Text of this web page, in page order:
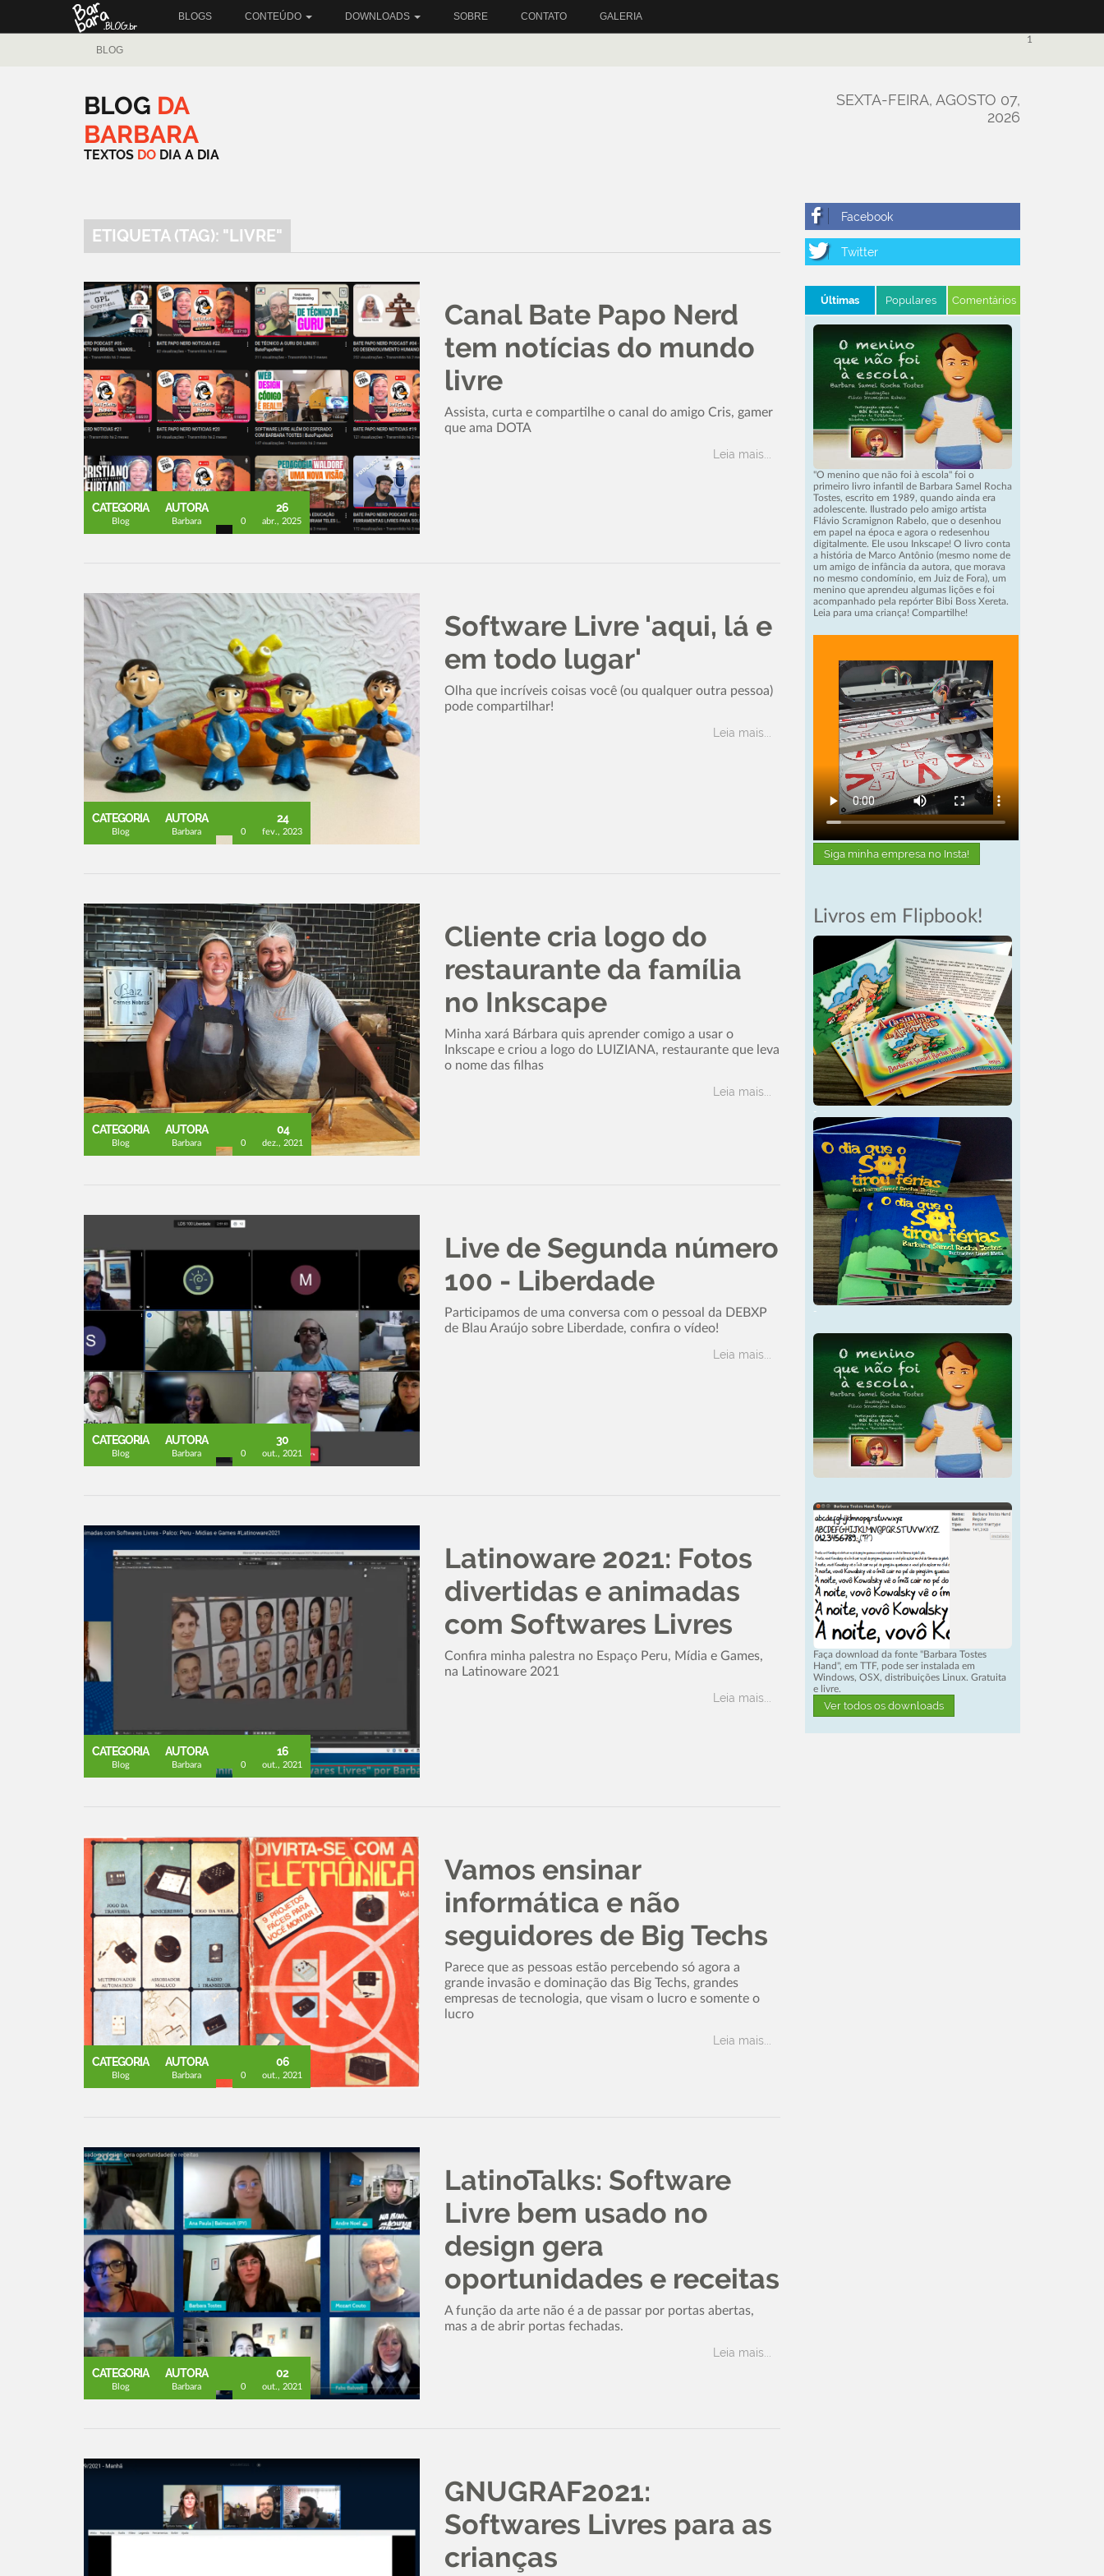
BLOGS CONTEÚDO DOWNLOADS SOBRE CONTATO GALERIA
BLOG
1
BLOG DA
BARBARA
TEXTOS DO DIA A DIA
SEXTA-FEIRA, AGOSTO 07,
2026
ETIQUETA (TAG): "LIVRE"
CATEGORIA
Blog
AUTORA
Barbara 0
26
abr., 2025
Canal Bate Papo Nerd
tem notícias do mundo
livre
Assista, curta e compartilhe o canal do amigo Cris, gamer
que ama DOTA
Leia mais...
CATEGORIA
Blog
AUTORA
Barbara 0
24
fev., 2023
Software Livre 'aqui, lá e
em todo lugar'
Olha que incríveis coisas você (ou qualquer outra pessoa)
pode compartilhar!
Leia mais...
CATEGORIA
Blog
AUTORA
Barbara 0
04
dez., 2021
Cliente cria logo do
restaurante da família
no Inkscape
Minha xará Bárbara quis aprender comigo a usar o
Inkscape e criou a logo do LUIZIANA, restaurante que leva
o nome das filhas
Leia mais...
CATEGORIA
Blog
AUTORA
Barbara 0
30
out., 2021
Live de Segunda número
100 - Liberdade
Participamos de uma conversa com o pessoal da DEBXP
de Blau Araújo sobre Liberdade, confira o vídeo!
Leia mais...
CATEGORIA
Blog
AUTORA
Barbara 0
16
out., 2021
Latinoware 2021: Fotos
divertidas e animadas
com Softwares Livres
Confira minha palestra no Espaço Peru, Mídia e Games,
na Latinoware 2021
Leia mais...
CATEGORIA
Blog
AUTORA
Barbara 0
06
out., 2021
Vamos ensinar
informática e não
seguidores de Big Techs
Parece que as pessoas estão percebendo só agora a
grande invasão e dominação das Big Techs, grandes
empresas de tecnologia, que visam o lucro e somente o
lucro
Leia mais...
CATEGORIA
Blog
AUTORA
Barbara 0
02
out., 2021
LatinoTalks: Software
Livre bem usado no
design gera
oportunidades e receitas
A função da arte não é a de passar por portas abertas,
mas a de abrir portas fechadas.
Leia mais...
GNUGRAF2021:
Softwares Livres para as
crianças
Últimas Populares Comentários
"O menino que não foi à escola" foi o
primeiro livro infantil de Barbara Samel Rocha
Tostes, escrito em 1989, quando ainda era
adolescente. Ilustrado pelo amigo artista
Flávio Scramignon Rabelo, que o desenhou
em papel na época e agora o redesenhou
digitalmente. Ele usou Inkscape! O livro conta
a história de Marco Antônio (mesmo nome de
um amigo de infância da autora, que morava
no mesmo condomínio, em Juiz de Fora), um
menino que aprendeu algumas lições e foi
acompanhado pela repórter Bibi Boss Xereta.
Leia para uma criança! Compartilhe!
Siga minha empresa no Insta!
Livros em Flipbook!
-
-
Faça download da fonte "Barbara Tostes
Hand", em TTF, pode ser instalada em
Windows, OSX, distribuições Linux. Gratuita
e livre.
Ver todos os downloads